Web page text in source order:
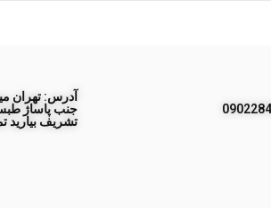
آدرس: تهران
تشریف بیارید